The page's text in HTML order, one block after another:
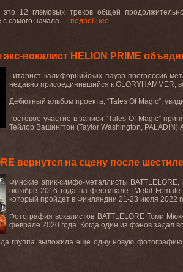
это 12 глэмовых треков общей
самого начала. ... подробнее
экс-вокалист HELION PRIME
Гитарист калифорнийских пауэр-прогрессив-
недавно присоединившийся к GLORYHAMMER,
Дебютный альбом проекта, “Tales Of Magic”,
Гостевое участие в записи “Tales Of Magic”
Тейлор Вашингтон (Taylor Washington, PALADIN)
вернутся на сцену после
Финские эпик-симфо-металлисты BATTLELORE,
октябре 2016 года на фестивале “Metal Female
который пройдет в Финляндии 21-23 июля 2022
Фотография вокалистов BATTLELORE Томи
феврале 2020 года. Когда один из фэнов задал
группа выложила еще одну новую